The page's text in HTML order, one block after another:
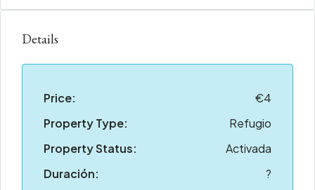
Details
Price:
€4
Property Type:
Refugio
Property Status:
Activada
Duración:
?